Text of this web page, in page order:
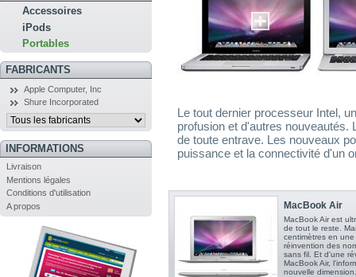
Accessoires
iPods
Portables
FABRICANTS
Apple Computer, Inc
Shure Incorporated
INFORMATIONS
Livraison
Mentions légales
Conditions d'utilisation
A propos
Le tout dernier processeur Intel,
profusion et d'autres nouveautés.
de toute entrave. Les nouveaux
puissance et la connectivité d'un
MacBook Air
MacBook Air est
de tout le reste.
centimètres en
réinvention des
sans fil. Et d'une
MacBook Air,
nouvelle dimension.